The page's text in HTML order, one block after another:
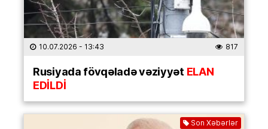
10.07.2026 - 13:43 817
Rusiyada fövqəladə vəziyyət ELAN
EDİLDİ
Son Xəbərlər